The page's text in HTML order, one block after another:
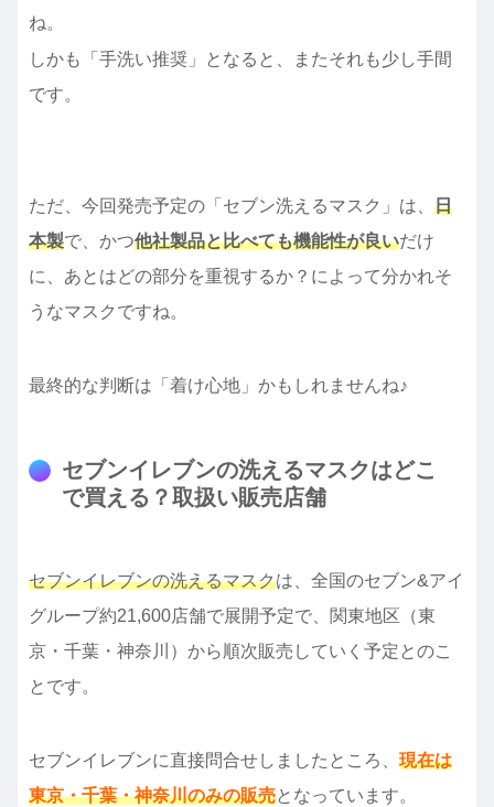
ね。
しかも「手洗い推奨」となると、またそれも少し手間
です。
ただ、今回発売予定の「セブン洗えるマスク」は、 日
本製で、かつ他社製品と比べても機能性が良いだけ
に、あとはどの部分を重視するか？によって分かれそ
うなマスクですね。
最終的な判断は「着け心地」かもしれませんね♪
セブンイレブンの洗えるマスクはどこ
で買える？取扱い販売店舗
セブンイレブンの洗えるマスクは、全国のセブン&アイ
グループ約21,600店舗で展開予定で、関東地区（東
京・千葉・神奈川）から順次販売していく予定とのこ
とです。
セブンイレブンに直接問合せしましたところ、 現在は
東京・千葉・神奈川のみの販売となっています。